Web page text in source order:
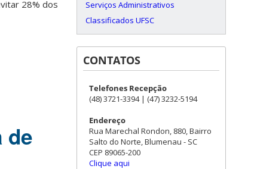
28% dos
de
Serviços Administrativos
Classificados UFSC
CONTATOS
Telefones Recepção
(48) 3721-3394 | (47) 3232-5194
Endereço
Rua Marechal Rondon, 880, Bairro
Salto do Norte, Blumenau - SC
CEP 89065-200
Clique aqui